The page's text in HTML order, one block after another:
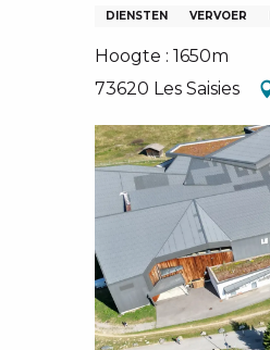
GROEPEN,DIENSTEN VERVOER
Hoogte : 1650m
73620 Les Saisies